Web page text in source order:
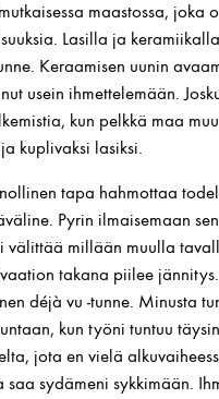
maastossa, joka
Lasilla ja
Keraamisen uunin
usein ihmettelemään.
kun pelkkä maa
kuplivaksi lasiksi.
tapa hahmottaa
Pyrin ilmaisemaan
välittää millään muulla
takana piilee
déjà vu -tunne. Minusta
kun työni tuntuu
jota en vielä
sydämeni sykkimään.